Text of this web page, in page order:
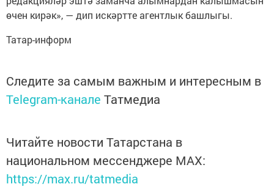
өчен кирәк», — дип искәртте агентлык башлыгы.
Татар-информ
Следите за самым важным и интересным в
Telegram-канале Татмедиа
Читайте новости Татарстана в
национальном мессенджере MАХ:
https://max.ru/tatmedia